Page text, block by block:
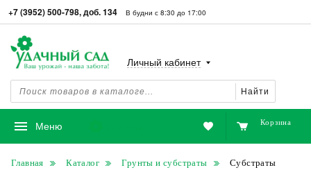
+7 (3952) 500-798, доб. 134 В будни с 8:30 до 17:00
Найти
Личный кабинет
Меню Корзина
Главная Каталог Грунты и субстраты Субстраты